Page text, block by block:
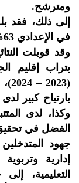
ومترشح.
إلى ذلك، فقد
في الإعدادي 63%، وفي الابتدائي 97.88%.
وقد قوبلت
بتراب إقليم
بارتياح كبير
وكذا، لدى
الفضل في تحقيق
جهود
إدارية
التعليمية،